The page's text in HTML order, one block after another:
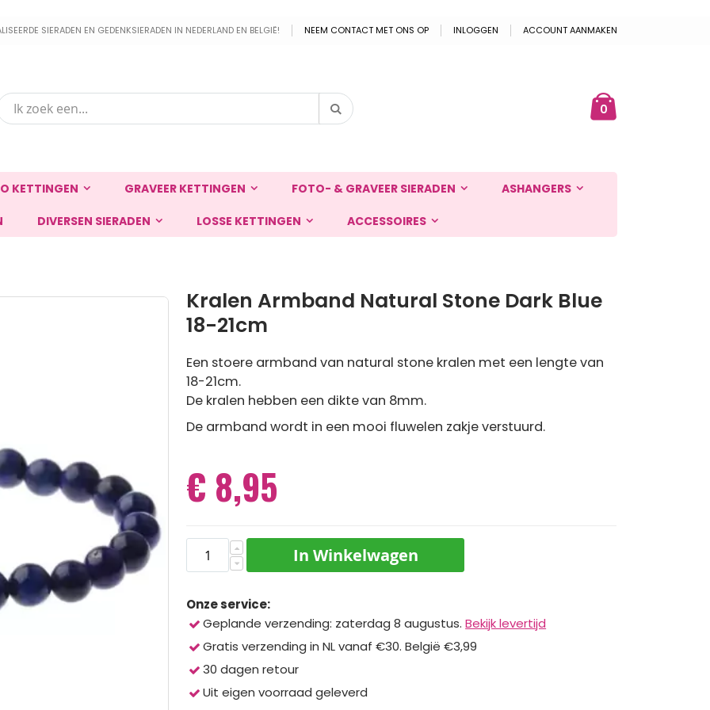
SIERADEN EN GEDENKSIERADEN IN NEDERLAND EN BELGIË! NEEM CONTACT MET ONS OP INLOGGEN ACCOUNT AANMAKEN
0producten
Zoek
KETTINGEN GRAVEER KETTINGEN FOTO- & GRAVEER SIERADEN ASHANGERS
DIVERSEN SIERADEN LOSSE KETTINGEN ACCESSOIRES
Kralen Armband Natural Stone Dark Blue
18-21cm
Een stoere armband van natural stone kralen met een lengte van
18-21cm.
De kralen hebben een dikte van 8mm.
De armband wordt in een mooi fluwelen zakje verstuurd.
€ 8,95
In Winkelwagen
Onze service:
Geplande verzending: zaterdag 8 augustus. Bekijk levertijd
Gratis verzending in NL vanaf €30. België €3,99
30 dagen retour
Uit eigen voorraad geleverd